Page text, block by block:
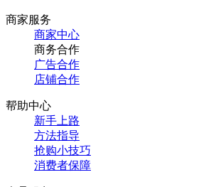
商家服务
商家中心
商务合作
广告合作
店铺合作
帮助中心
新手上路
方法指导
抢购小技巧
消费者保障